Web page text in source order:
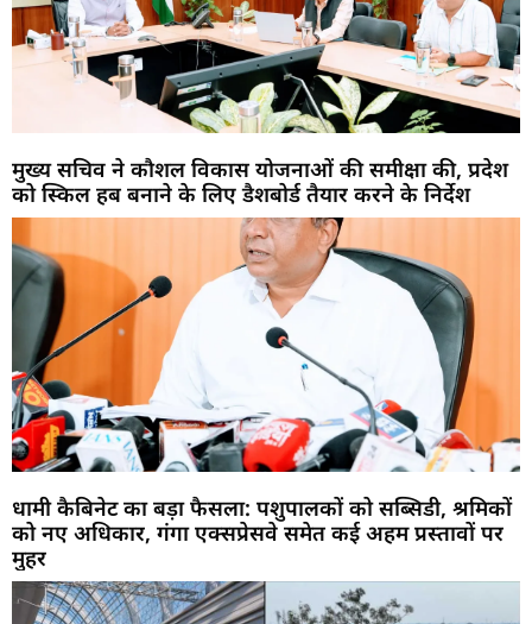
मुख्य सचिव ने कौशल विकास योजनाओं की समीक्षा की, प्रदेश
को स्किल हब बनाने के लिए डैशबोर्ड तैयार करने के निर्देश
धामी कैबिनेट का बड़ा फैसला: पशुपालकों को सब्सिडी, श्रमिकों
को नए अधिकार, गंगा एक्सप्रेसवे समेत कई अहम प्रस्तावों पर
मुहर